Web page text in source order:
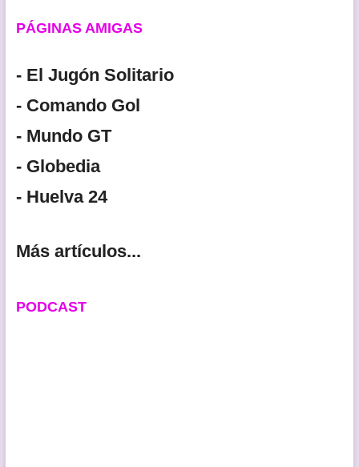
PÁGINAS AMIGAS
- El Jugón Solitario
- Comando Gol
- Mundo GT
- Globedia
- Huelva 24
Más artículos...
PODCAST